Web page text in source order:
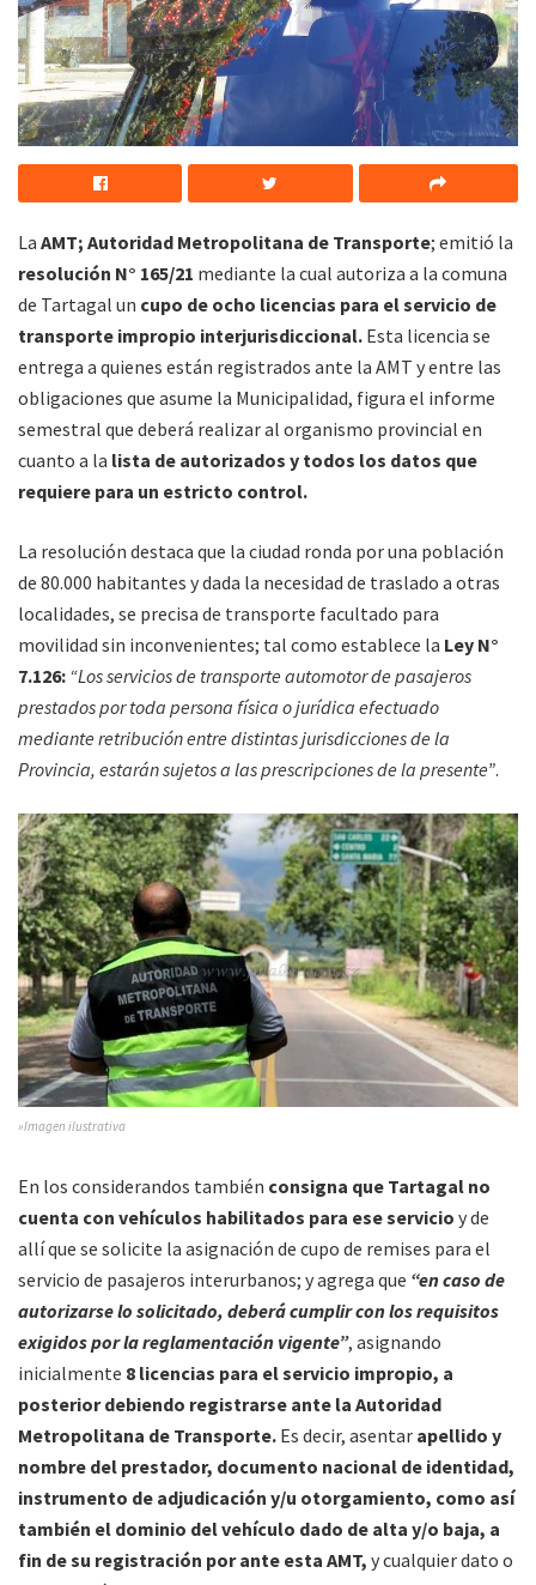
La AMT; Autoridad Metropolitana de Transporte; emitió la
resolución N° 165/21 mediante la cual autoriza a la comuna
de Tartagal un cupo de ocho licencias para el servicio de
transporte impropio interjurisdiccional. Esta licencia se
entrega a quienes están registrados ante la AMT y entre las
obligaciones que asume la Municipalidad, figura el informe
semestral que deberá realizar al organismo provincial en
cuanto a la lista de autorizados y todos los datos que
requiere para un estricto control.
La resolución destaca que la ciudad ronda por una población
de 80.000 habitantes y dada la necesidad de traslado a otras
localidades, se precisa de transporte facultado para
movilidad sin inconvenientes; tal como establece la Ley N°
7.126: “Los servicios de transporte automotor de pasajeros
prestados por toda persona física o jurídica efectuado
mediante retribución entre distintas jurisdicciones de la
Provincia, estarán sujetos a las prescripciones de la presente”.
»Imagen ilustrativa
En los considerandos también consigna que Tartagal no
cuenta con vehículos habilitados para ese servicio y de
allí que se solicite la asignación de cupo de remises para el
servicio de pasajeros interurbanos; y agrega que “en caso de
autorizarse lo solicitado, deberá cumplir con los requisitos
exigidos por la reglamentación vigente”, asignando
inicialmente 8 licencias para el servicio impropio, a
posterior debiendo registrarse ante la Autoridad
Metropolitana de Transporte. Es decir, asentar apellido y
nombre del prestador, documento nacional de identidad,
instrumento de adjudicación y/u otorgamiento, como así
también el dominio del vehículo dado de alta y/o baja, a
fin de su registración por ante esta AMT, y cualquier dato o